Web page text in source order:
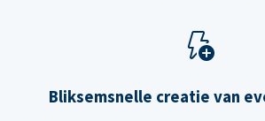
Bliksemsnelle creatie van